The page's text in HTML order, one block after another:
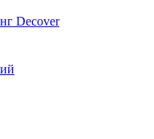
Decover